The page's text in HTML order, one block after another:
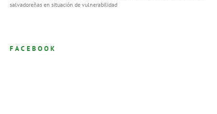
salvadoreñas en situación de vulnerabilidad
FACEBOOK